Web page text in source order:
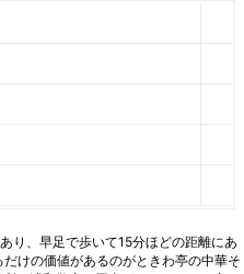
り、早足で歩いて15分ほどの距離にあ
けの価値があるのがときわ亭の中華そ